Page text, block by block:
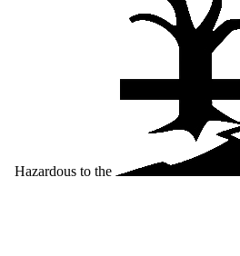
Hazardous to the